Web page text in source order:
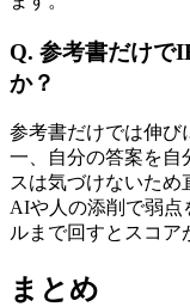
Q. 参考書だけで
か？
参考書だけでは伸び
一、自分の答案を自
スは気づけないため
AIや人の添削で弱点
ルまで回すとスコア
まとめ